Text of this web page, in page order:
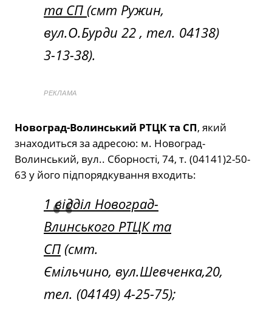
та СП (смт Ружин,
вул.О.Бурди 22 , тел. 04138)
3-13-38).
РЕКЛАМА
Новоград-Волинський РТЦК та СП, який
знаходиться за адресою: м. Новоград-
Волинський, вул.. Сборності, 74, т. (04141)2-50-
63 у його підпорядкування входить:
1 відділ Новоград-
Влинського РТЦК та
СП (смт.
Ємільчино, вул.Шевченка,20,
тел. (04149) 4-25-75);